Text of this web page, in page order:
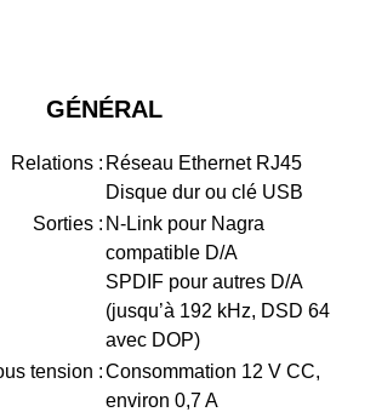
GÉNÉRAL
Relations : Réseau Ethernet RJ45
Disque dur ou clé USB
Sorties : N-Link pour Nagra
compatible D/A
SPDIF pour autres D/A
(jusqu’à 192 kHz, DSD 64
avec DOP)
tension :Consommation 12 V CC,
environ 0,7 A